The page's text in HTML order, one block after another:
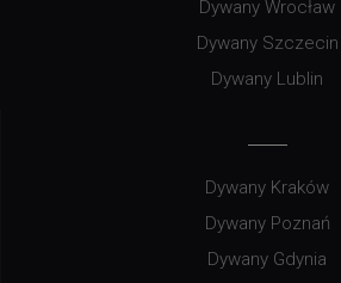
Dywany Wrocław
Dywany Szczecin
Dywany Lublin
Dywany Kraków
Dywany Poznań
Dywany Gdynia